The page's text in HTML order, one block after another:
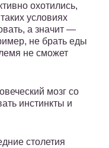
охотились,
условиях
а значит —
не брать еды
не сможет
мозг со
инстинкты и
столетия